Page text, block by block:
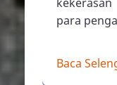
para
Baca